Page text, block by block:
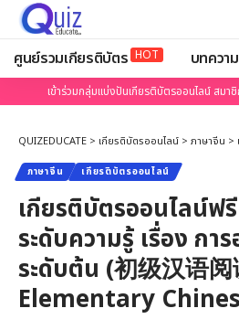
ศูนย์รวมเกียรติบัตร HOT บทความ
เข้าร่วมกลุ่มแบ่งปันเกียรติบัตรออนไลน์ สม
QUIZEDUCATE > เกียรติบัตรออนไลน์ > ภาษาจีน >
ภาษาจีน เกียรติบัตรออนไลน์
เกียรติบัตรออนไลน์ฟ
ระดับความรู้ เรื่อง กา
ระดับต้น (初级汉语阅
Elementary